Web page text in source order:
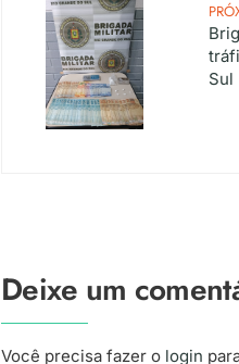
Sul
Deixe um
Você precisa fazer o login